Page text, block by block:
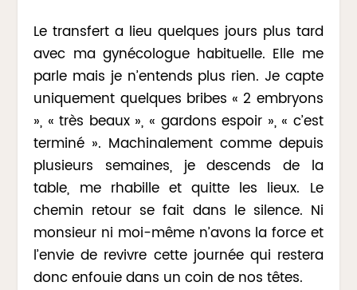
Le transfert a lieu quelques jours plus tard
avec ma gynécologue habituelle. Elle me
parle mais je n’entends plus rien. Je capte
uniquement quelques bribes « 2 embryons
», « très beaux », « gardons espoir », « c’est
terminé ». Machinalement comme depuis
plusieurs semaines, je descends de la
table, me rhabille et quitte les lieux. Le
chemin retour se fait dans le silence. Ni
monsieur ni moi-même n’avons la force et
l’envie de revivre cette journée qui restera
donc enfouie dans un coin de nos têtes.